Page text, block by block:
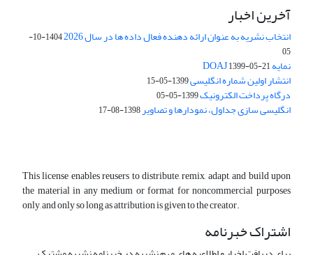
آخرین اخبار
انتخاب نشریه به عنوان ارائه دهنده فعال داده ها در سال 2026
1404-10-
05
نمایه DOAJ1399-05-21
انتشار اولین شماره انگلیسی1399-05-15
درگاه پرداخت الکترونیک1399-05-05
انگلیسی سازی جداول، نمودارها و تصاویر1398-08-17
This license enables reusers to distribute, remix, adapt, and build upon
the material in any medium or format for noncommercial purposes
only, and only so long as attribution is given to the creator.
اشتراک خبرنامه